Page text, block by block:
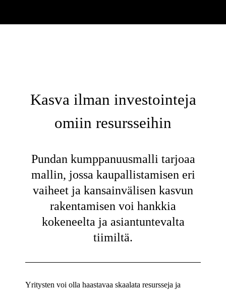
Kasva ilman investointeja
omiin resursseihin
Pundan kumppanuusmalli tarjoaa
mallin, jossa kaupallistamisen eri
vaiheet ja kansainvälisen kasvun
rakentamisen voi hankkia
kokeneelta ja asiantuntevalta
tiimiltä.
Yritysten voi olla haastavaa skaalata resursseja ja